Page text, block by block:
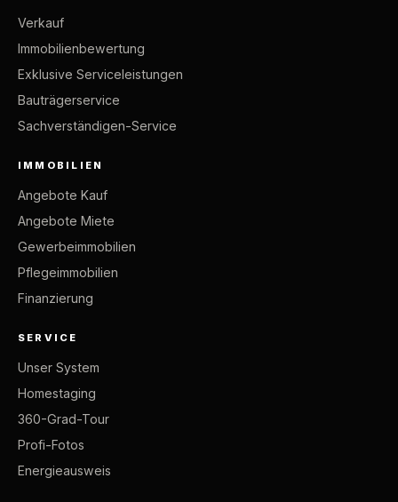
Verkauf
Immobilienbewertung
Exklusive Serviceleistungen
Bauträgerservice
Sachverständigen-Service
IMMOBILIEN
Angebote Kauf
Angebote Miete
Gewerbeimmobilien
Pflegeimmobilien
Finanzierung
SERVICE
Unser System
Homestaging
360-Grad-Tour
Profi-Fotos
Energieausweis